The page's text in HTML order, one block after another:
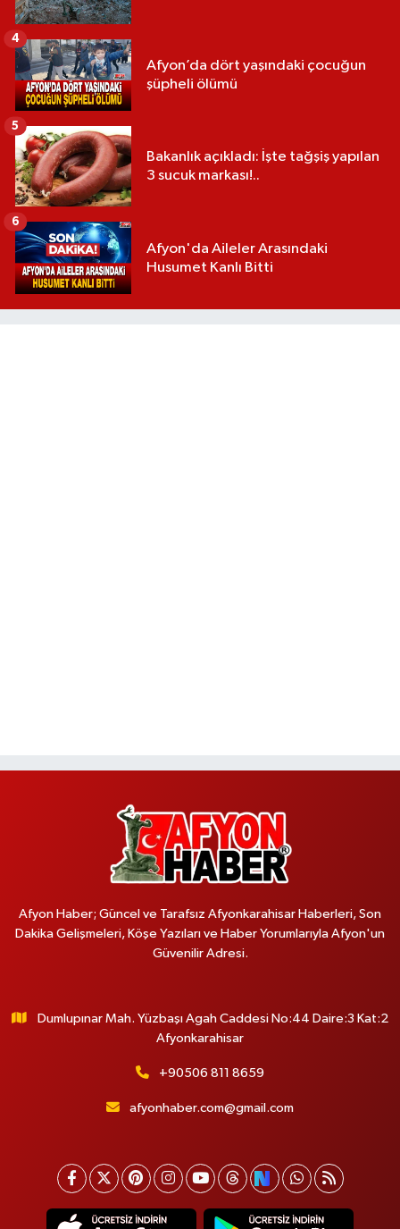
Afyon’da dört yaşındaki çocuğun
şüpheli ölümü
4
Bakanlık açıkladı: İşte tağşiş yapılan
3 sucuk markası!..
5
Afyon'da Aileler Arasındaki
Husumet Kanlı Bitti
6
Afyon Haber; Güncel ve Tarafsız Afyonkarahisar Haberleri, Son
Dakika Gelişmeleri, Köşe Yazıları ve Haber Yorumlarıyla Afyon'un
Güvenilir Adresi.
Dumlupınar Mah. Yüzbaşı Agah Caddesi No:44 Daire:3 Kat:2
Afyonkarahisar
+90506 811 8659
afyonhaber.com@gmail.com